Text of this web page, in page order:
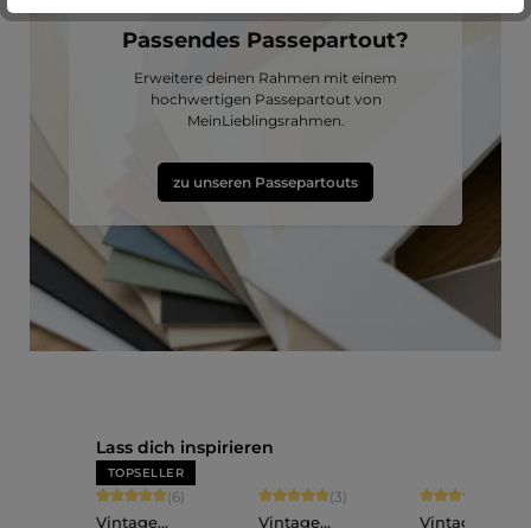
Passendes Passepartout?
Erweitere deinen Rahmen mit einem
hochwertigen Passepartout von
MeinLieblingsrahmen.
zu unseren Passepartouts
Produktgalerie überspringen
Lass dich inspirieren
TOPSELLER
Durchschnittliche Bewertung von 5 von 5 Sternen
(6)
Vintage
Durchschnittliche Bewertung von 5
(3)
Vintage
Vintage